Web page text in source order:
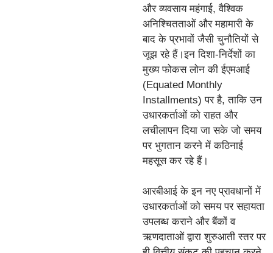
और व्यवसाय महंगाई, वैश्विक
अनिश्चितताओं और महामारी के
बाद के प्रभावों जैसी चुनौतियों से
जूझ रहे हैं।इन दिशा-निर्देशों का
मुख्य फोकस लोन की ईएमआई
(Equated Monthly
Installments) पर है, ताकि उन
उधारकर्ताओं को राहत और
लचीलापन दिया जा सके जो समय
पर भुगतान करने में कठिनाई
महसूस कर रहे हैं।
आरबीआई के इन नए प्रावधानों में
उधारकर्ताओं को समय पर सहायता
उपलब्ध कराने और बैंकों व
ऋणदाताओं द्वारा शुरुआती स्तर पर